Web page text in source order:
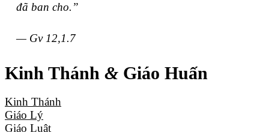
đã ban cho.”
— Gv 12,1.7
Kinh Thánh & Giáo Huấn
Kinh Thánh
Giáo Lý
Giáo Luật